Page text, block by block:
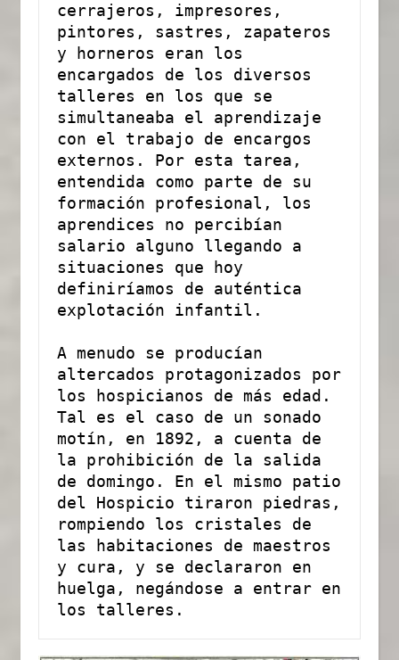
cerrajeros, impresores,
pintores, sastres, zapateros
y horneros eran los
encargados de los diversos
talleres en los que se
simultaneaba el aprendizaje
con el trabajo de encargos
externos. Por esta tarea,
entendida como parte de su
formación profesional, los
aprendices no percibían
salario alguno llegando a
situaciones que hoy
definiríamos de auténtica
explotación infantil.
A menudo se producían
altercados protagonizados por
los hospicianos de más edad.
Tal es el caso de un sonado
motín, en 1892, a cuenta de
la prohibición de la salida
de domingo. En el mismo patio
del Hospicio tiraron piedras,
rompiendo los cristales de
las habitaciones de maestros
y cura, y se declararon en
huelga, negándose a entrar en
los talleres.